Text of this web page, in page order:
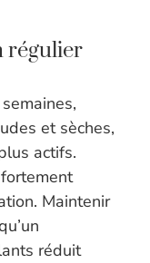
régulier
et sèches,
actifs.
Maintenir
réduit